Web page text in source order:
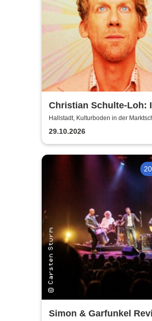
Christian Schulte-Loh:
Export
Hallstadt, Kulturboden in der
29.10.2026
Simon & Garfunkel